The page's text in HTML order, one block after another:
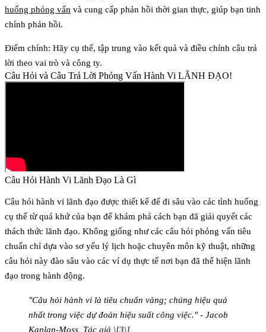
huống phỏng vấn và cung cấp phản hồi thời gian thực, giúp bạn tinh
chỉnh phản hồi.
Điểm chính: Hãy cụ thể, tập trung vào kết quả và điều chỉnh câu trả
lời theo vai trò và công ty.
Câu Hỏi và Câu Trả Lời Phỏng Vấn Hành Vi LÃNH ĐẠO!
Câu Hỏi Hành Vi Lãnh Đạo Là Gì
Câu hỏi hành vi lãnh đạo được thiết kế để đi sâu vào các tình huống
cụ thể từ quá khứ của bạn để khám phá cách bạn đã giải quyết các
thách thức lãnh đạo. Không giống như các câu hỏi phỏng vấn tiêu
chuẩn chỉ dựa vào sơ yếu lý lịch hoặc chuyên môn kỹ thuật, những
câu hỏi này đào sâu vào các ví dụ thực tế nơi bạn đã thể hiện lãnh
đạo trong hành động.
"Câu hỏi hành vi là tiêu chuẩn vàng; chúng hiệu quả
nhất trong việc dự đoán hiệu suất công việc." - Jacob
Kaplan-Moss, Tác giả \[3\]